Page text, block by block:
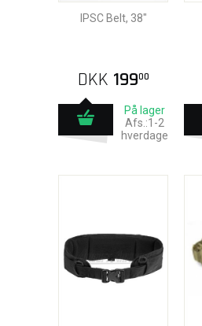
IPSC Belt, 38"
DKK 19900
På lager
Afs.:1-2
hverdage